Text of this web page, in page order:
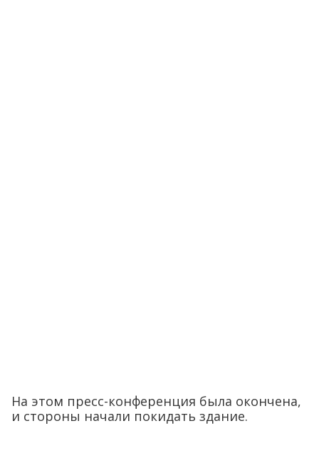
На этом пресс-конференция была окончена,
и стороны начали покидать здание.